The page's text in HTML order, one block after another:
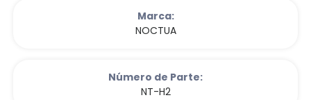
Marca:
NOCTUA
Número de Parte:
NT-H2